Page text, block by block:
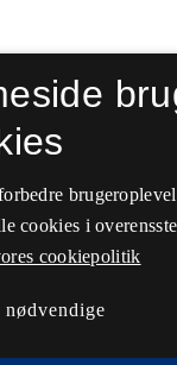
cookies i
cookiepolitik